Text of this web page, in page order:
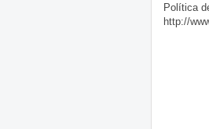
Política
http://